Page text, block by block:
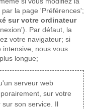
la page 'Préférences';
sur votre ordinateur
Par défaut, la
votre navigateur; si
intensive, nous vous
longue;
serveur web
sur votre
son service. Il